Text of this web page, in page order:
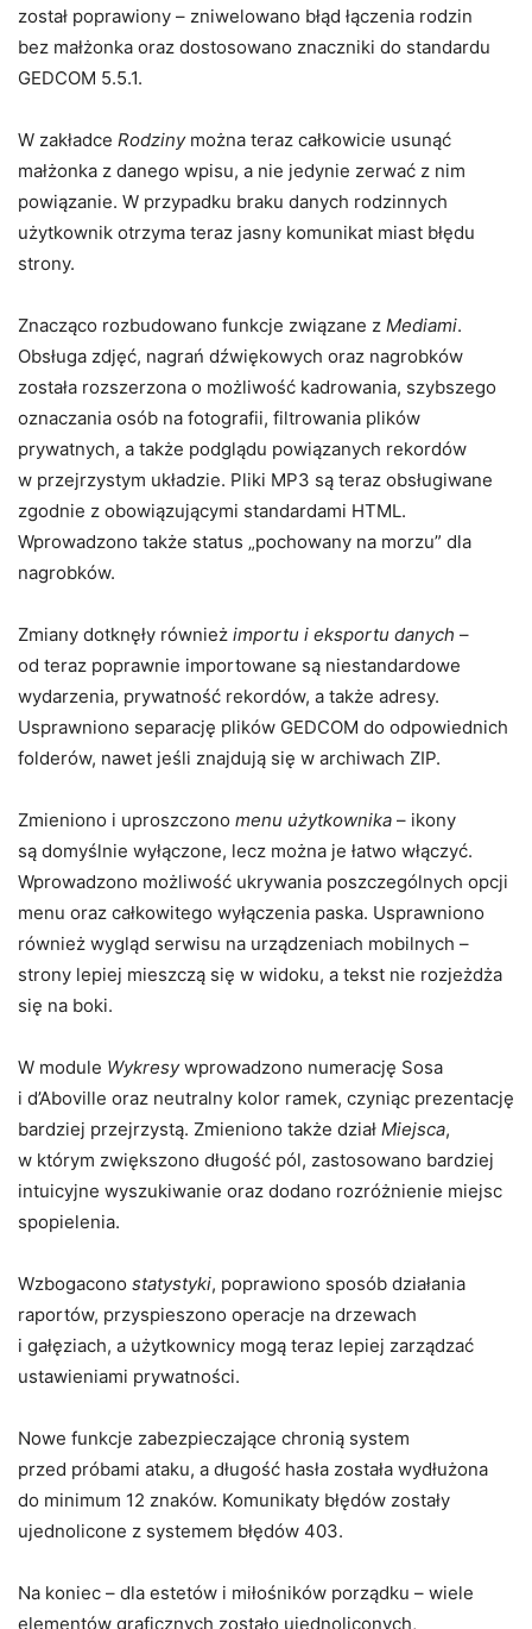
został poprawiony – zniwelowano błąd łączenia rodzin
bez małżonka oraz dostosowano znaczniki do standardu
GEDCOM 5.5.1.
W zakładce Rodzinymożna teraz całkowicie usunąć
małżonka z danego wpisu, a nie jedynie zerwać z nim
powiązanie. W przypadku braku danych rodzinnych
użytkownik otrzyma teraz jasny komunikat miast błędu
strony.
Znacząco rozbudowano funkcje związane z Mediami.
Obsługa zdjęć, nagrań dźwiękowych oraz nagrobków
została rozszerzona o możliwość kadrowania, szybszego
oznaczania osób na fotografii, filtrowania plików
prywatnych, a także podglądu powiązanych rekordów
w przejrzystym układzie. Pliki MP3 są teraz obsługiwane
zgodnie z obowiązującymi standardami HTML.
Wprowadzono także status „pochowany na morzu” dla
nagrobków.
Zmiany dotknęły również importu i eksportu danych –
od teraz poprawnie importowane są niestandardowe
wydarzenia, prywatność rekordów, a także adresy.
Usprawniono separację plików GEDCOM do odpowiednich
folderów, nawet jeśli znajdują się w archiwach ZIP.
Zmieniono i uproszczono menu użytkownika – ikony
są domyślnie wyłączone, lecz można je łatwo włączyć.
Wprowadzono możliwość ukrywania poszczególnych opcji
menu oraz całkowitego wyłączenia paska. Usprawniono
również wygląd serwisu na urządzeniach mobilnych –
strony lepiej mieszczą się w widoku, a tekst nie rozjeżdża
się na boki.
W module Wykresywprowadzono numerację Sosa
i d’Aboville oraz neutralny kolor ramek, czyniąc prezentację
bardziej przejrzystą. Zmieniono także dział Miejsca,
w którym zwiększono długość pól, zastosowano bardziej
intuicyjne wyszukiwanie oraz dodano rozróżnienie miejsc
spopielenia.
Wzbogacono statystyki, poprawiono sposób działania
raportów, przyspieszono operacje na drzewach
i gałęziach, a użytkownicy mogą teraz lepiej zarządzać
ustawieniami prywatności.
Nowe funkcje zabezpieczające chronią system
przed próbami ataku, a długość hasła została wydłużona
do minimum 12 znaków. Komunikaty błędów zostały
ujednolicone z systemem błędów 403.
Na koniec – dla estetów i miłośników porządku – wiele
elementów graficznych zostało ujednoliconych,